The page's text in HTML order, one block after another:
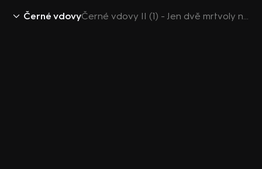
Černé vdovy Černé vdovy II (1) - Jen dvě mrtvoly na chatě. Kdo by je podezříval